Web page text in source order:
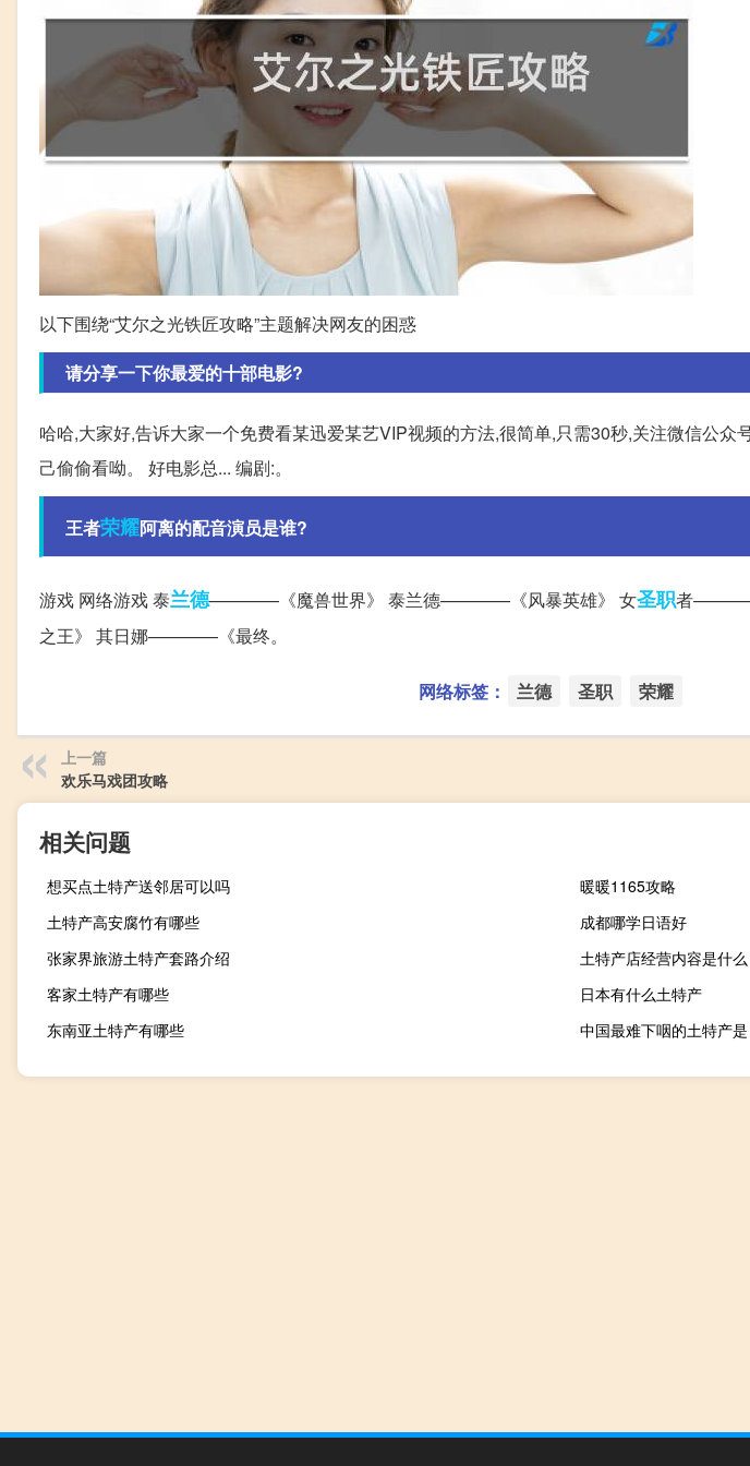
以下围绕“艾尔之光铁匠攻略”主题解决网友的困惑
请分享一下你最爱的十部电影?
哈哈,大家好,告诉大家一个免费看某迅爱某艺VIP视频的方法,很简单,只需30秒,关注微信公众
己偷偷看呦。 好电影总... 编剧:。
王者荣耀阿离的配音演员是谁?
游戏 网络游戏 泰兰德————《魔兽世界》 泰兰德————《风暴英雄》 女圣职者————
之王》 其日娜————《最终。
网络标签： 兰德 圣职 荣耀
上一篇
欢乐马戏团攻略
相关问题
想买点土特产送邻居可以吗
暖暖1165攻略
土特产高安腐竹有哪些
成都哪学日语好
张家界旅游土特产套路介绍
土特产店经营内容是什么
客家土特产有哪些
日本有什么土特产
东南亚土特产有哪些
中国最难下咽的土特产是